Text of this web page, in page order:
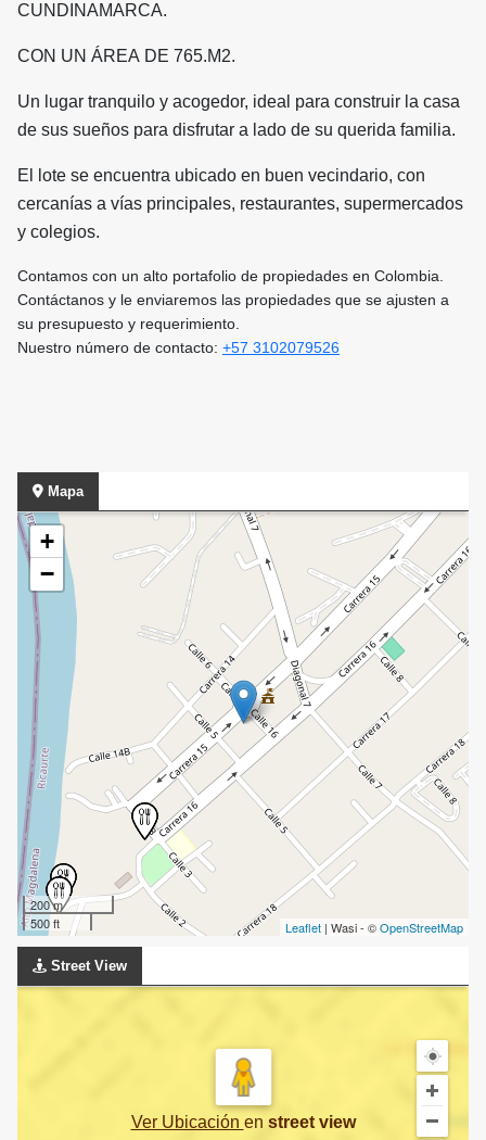
CUNDINAMARCA.
CON UN ÁREA DE 765.M2.
Un lugar tranquilo y acogedor, ideal para construir la casa
de sus sueños para disfrutar a lado de su querida familia.
El lote se encuentra ubicado en buen vecindario, con
cercanías a vías principales, restaurantes, supermercados
y colegios.
Contamos con un alto portafolio de propiedades en Colombia.
Contáctanos y le enviaremos las propiedades que se ajusten a
su presupuesto y requerimiento.
Nuestro número de contacto: +57 3102079526
Mapa
+
−
200 m
500 ft
Leaflet | Wasi - ©OpenStreetMap
Street View
Ver Ubicación en street view